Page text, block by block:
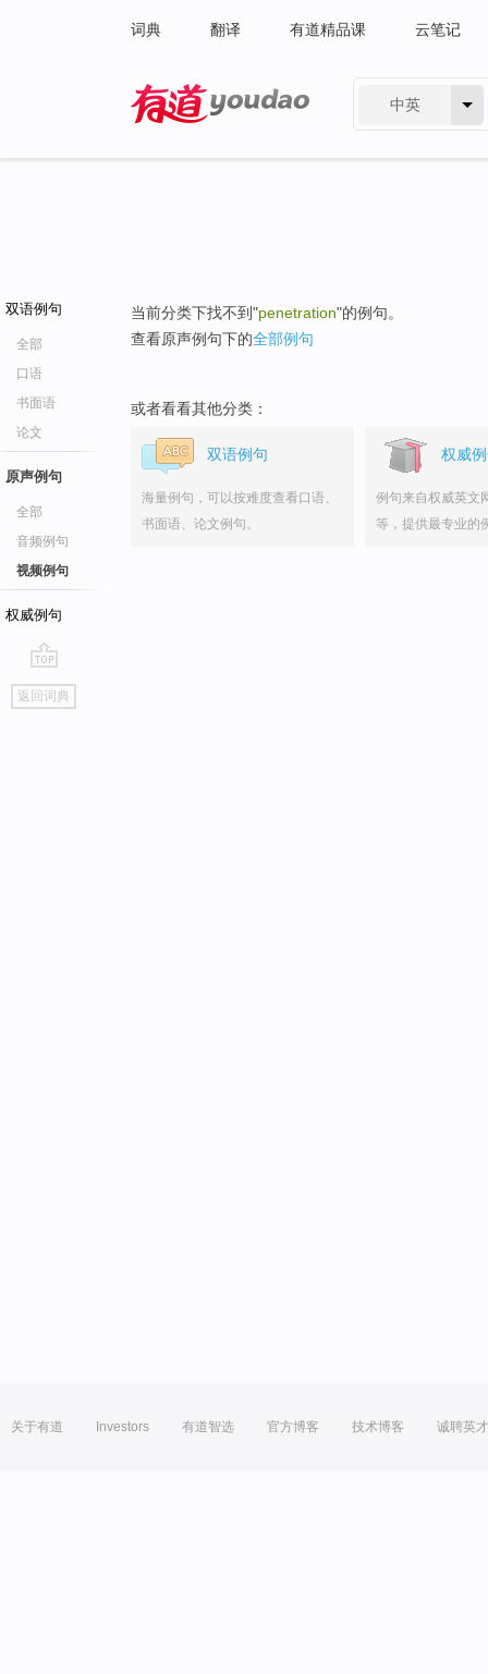
词典 翻译 有道精品课 云笔记
中英
双语例句
全部
口语
书面语
论文
原声例句
全部
音频例句
视频例句
权威例句
go
top
返回词典
当前分类下找不到"penetration"的例句。
查看原声例句下的全部例句
或者看看其他分类：
双语例句
海量例句，可以按难度查看口语、
书面语、论文例句。
权威
例句来自权威英文
等，提供最专业的
关于有道 Investors 有道智选 官方博客 技术博客 诚聘英才